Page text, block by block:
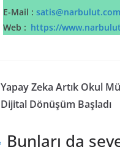
E-Mail : satis@narbulut.com
Web : https://
Yapay Zeka Artık Okul
Dijital Dönüşüm Başladı
Bunları da